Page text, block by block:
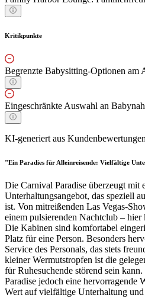
Kritikpunkte
Begrenzte Babysitting-Optionen am
Eingeschränkte Auswahl an
KI-generiert aus Kundenbewertungen
"Ein Paradies für Alleinreisende: Vielfältige
Die Carnival Paradise überzeugt mit
Unterhaltungsangebot, das speziell
ist. Von mitreißenden Las Vegas-
einem pulsierenden Nachtclub –
Die Kabinen sind komfortabel
Platz für eine Person. Besonders
Service des Personals, das stets
kleiner Wermutstropfen ist die
für Ruhesuchende störend sein
Paradise jedoch eine hervorragende
Wert auf vielfältige Unterhaltung und